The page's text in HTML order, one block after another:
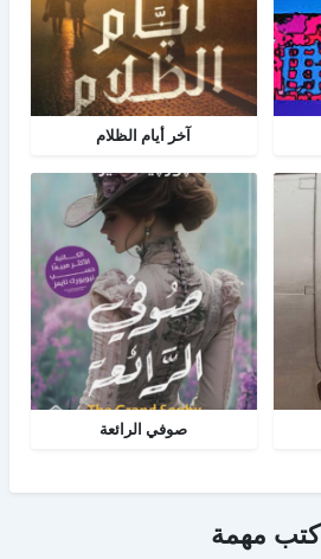
آخر أيام الظلام
صوفي الرائعة
كتب مهمة